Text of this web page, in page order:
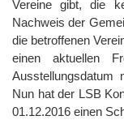
Vereine gibt, die
Nachweis der
die betroffenen
einen aktuellen
Nun hat der LSB
01.12.2016 einen